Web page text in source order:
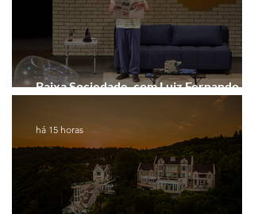
Baixa Sociedade, com Luiz Fernando
Guimarães, chega a Novo Hamburgo
há 15 horas